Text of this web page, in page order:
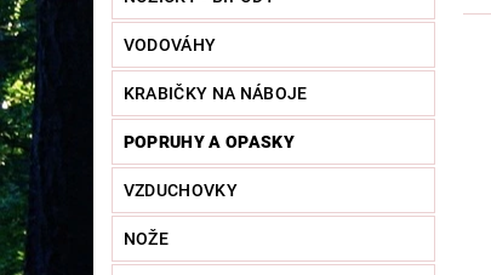
VODOVÁHY
KRABIČKY NA NÁBOJE
POPRUHY A OPASKY
VZDUCHOVKY
NOŽE